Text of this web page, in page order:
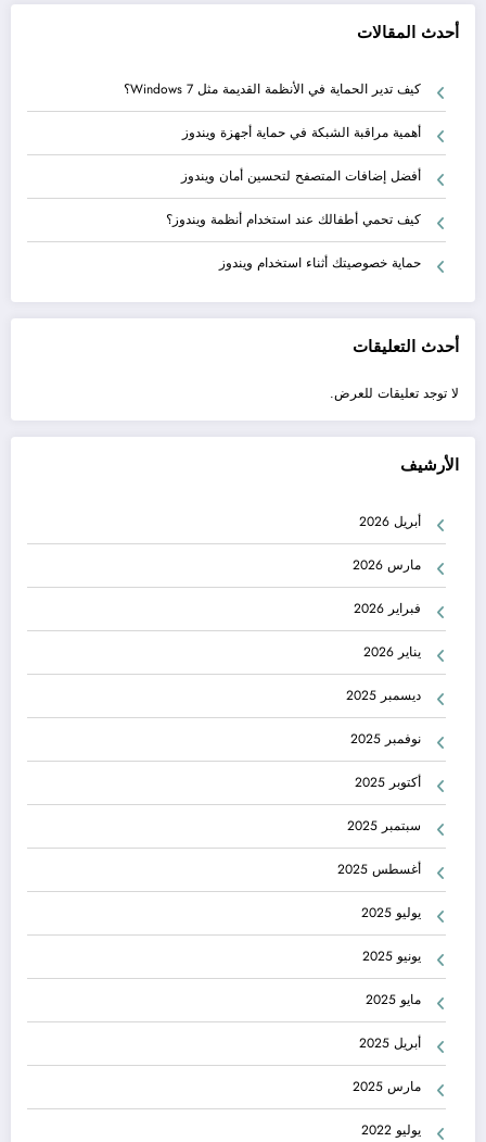
أحدث المقالات
كيف تدير الحماية في الأنظمة القديمة مثل Windows 7؟
أهمية مراقبة الشبكة في حماية أجهزة ويندوز
أفضل إضافات المتصفح لتحسين أمان ويندوز
كيف تحمي أطفالك عند استخدام أنظمة ويندوز؟
حماية خصوصيتك أثناء استخدام ويندوز
أحدث التعليقات
لا توجد تعليقات للعرض.
الأرشيف
أبريل 2026
مارس 2026
فبراير 2026
يناير 2026
ديسمبر 2025
نوفمبر 2025
أكتوبر 2025
سبتمبر 2025
أغسطس 2025
يوليو 2025
يونيو 2025
مايو 2025
أبريل 2025
مارس 2025
يوليو 2022